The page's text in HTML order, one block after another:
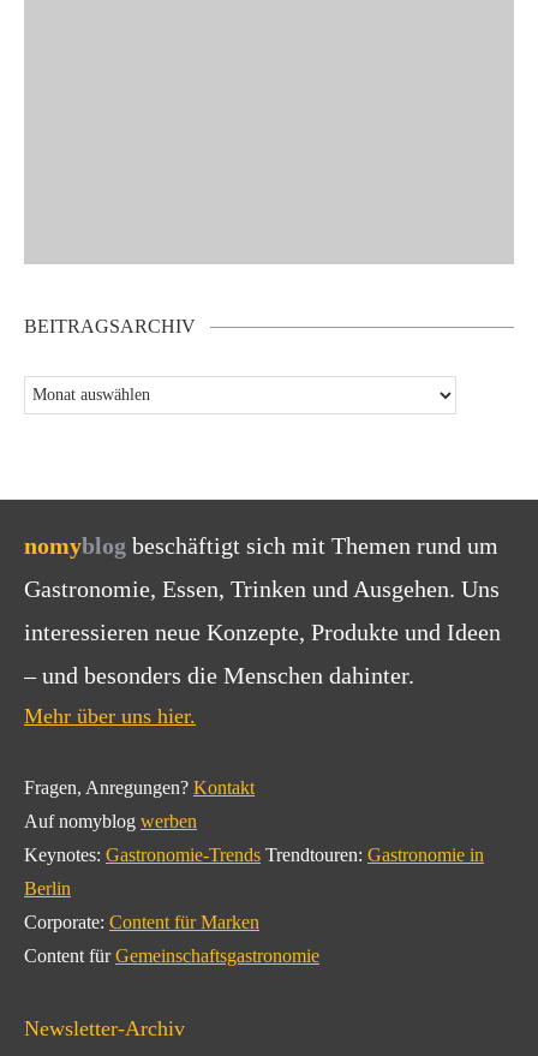
BEITRAGSARCHIV
nomyblog beschäftigt sich mit Themen rund um
Gastronomie, Essen, Trinken und Ausgehen. Uns
interessieren neue Konzepte, Produkte und Ideen
– und besonders die Menschen dahinter.
Mehr über uns hier.
Fragen, Anregungen? Kontakt
Auf nomyblog werben
Keynotes: Gastronomie-Trends Trendtouren: Gastronomie in
Berlin
Corporate: Content für Marken
Content fürGemeinschaftsgastronomie
Newsletter-Archiv